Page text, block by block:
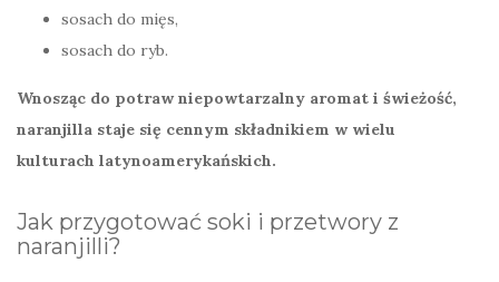
sosach do mięs,
sosach do ryb.
Wnosząc do potraw niepowtarzalny aromat i świeżość,
naranjilla staje się cennym składnikiem w wielu
kulturach latynoamerykańskich.
Jak przygotować soki i przetwory z
naranjilli?